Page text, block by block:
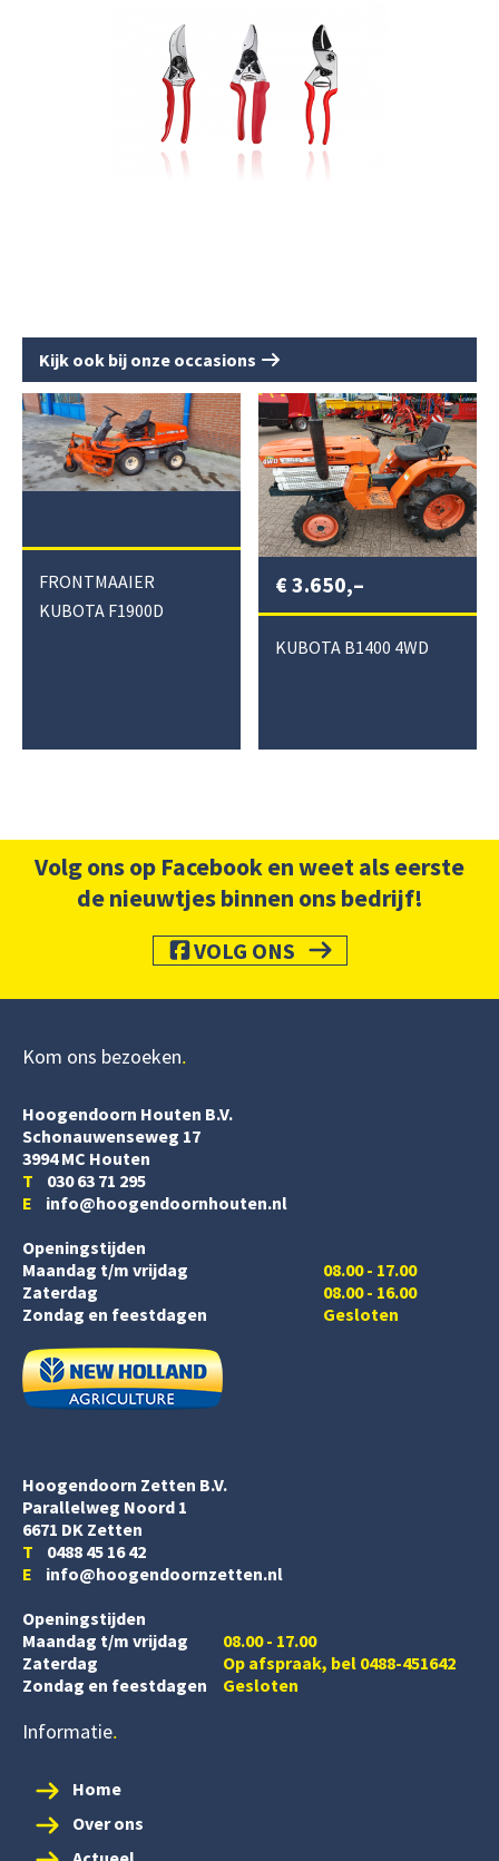
Kijk ook bij onze occasions
FRONTMAAIER
KUBOTA F1900D
€3.650,–
KUBOTA B1400 4WD
Volg ons op Facebook en weet als eerste
de nieuwtjes binnen ons bedrijf!
VOLG ONS
Kom ons bezoeken
Hoogendoorn Houten B.V.
Schonauwenseweg 17
3994 MC Houten
T 030 63 71 295
E info@hoogendoornhouten.nl
Openingstijden
Maandag t/m vrijdag
Zaterdag
08.00 - 17.00
08.00 - 16.00
Zondag en feestdagen
Gesloten
Hoogendoorn Zetten B.V.
Parallelweg Noord 1
6671 DK Zetten
T 0488 45 16 42
E info@hoogendoornzetten.nl
Openingstijden
Maandag t/m vrijdag
08.00 - 17.00
Zaterdag
Op afspraak, bel 0488-451642
Zondag en feestdagen
Gesloten
Informatie
Home
Over ons